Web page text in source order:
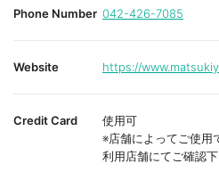
Phone Number 042-426-7085
Website https://
Credit Card
使用可
※店舗によってご使用
利用店舗にてご確認下